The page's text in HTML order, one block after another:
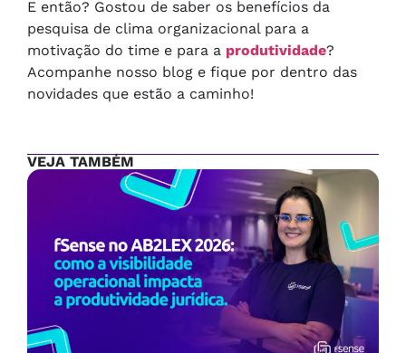
E então? Gostou de saber os benefícios da
pesquisa de clima organizacional para a
motivação do time e para a produtividade?
Acompanhe nosso blog e fique por dentro das
novidades que estão a caminho!
VEJA TAMBÉM